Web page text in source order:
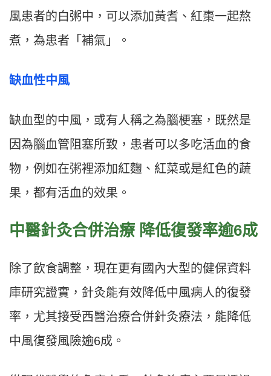
風患者的白粥中，可以添加黃耆、紅棗一起熬
煮，為患者「補氣」。
缺血性中風
缺血型的中風，或有人稱之為腦梗塞，既然是
因為腦血管阻塞所致，患者可以多吃活血的食
物，例如在粥裡添加紅麴、紅菜或是紅色的蔬
果，都有活血的效果。
中醫針灸合併治療 降低復發率逾6成
除了飲食調整，現在更有國內大型的健保資料
庫研究證實，針灸能有效降低中風病人的復發
率，尤其接受西醫治療合併針灸療法，能降低
中風復發風險逾6成。